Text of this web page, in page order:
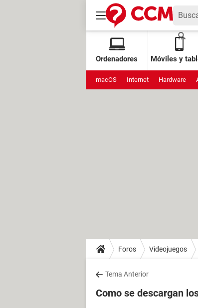
Ordenadores Móviles y
macOS Internet Hardware
Foros Videojuegos
Tema Anterior
Como se descargan